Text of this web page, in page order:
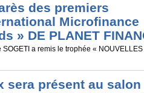
des premiers
Microfinance
» DE PLANET
SOGETI a remis le trophée «
sera présent au salon